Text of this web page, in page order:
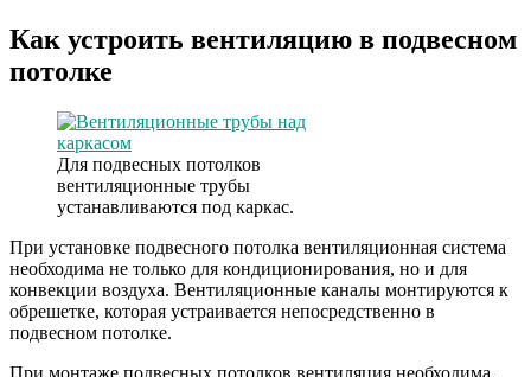
Как устроить вентиляцию в подвесном
потолке
Для подвесных потолков
вентиляционные трубы
устанавливаются под каркас.
При установке подвесного потолка вентиляционная система
необходима не только для кондиционирования, но и для
конвекции воздуха. Вентиляционные каналы монтируются к
обрешетке, которая устраивается непосредственно в
подвесном потолке.
При монтаже подвесных потолков вентиляция необходима,